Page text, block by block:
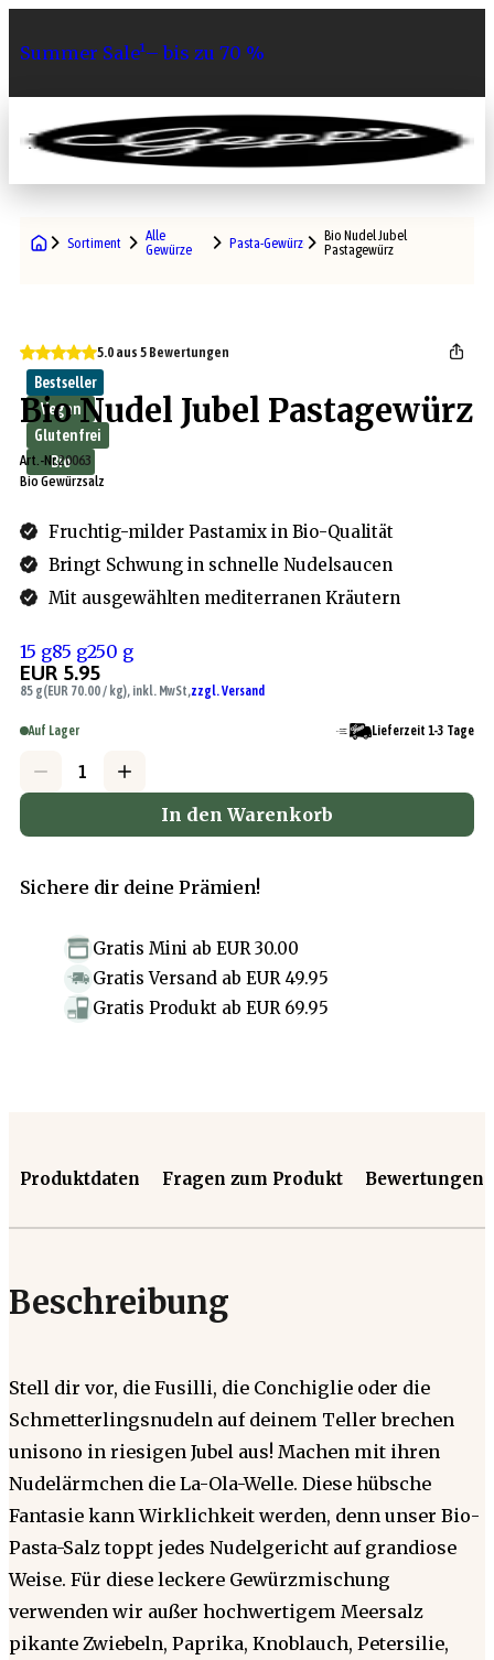
Summer Sale¹– bis zu 70 %
0
Sortiment
Alle
Gewürze
Pasta-Gewürze
Bio Nudel Jubel
Pastagewürz
Bestseller
Vegan
Glutenfrei
Bio
5.0 aus 5 Bewertungen
Bio Nudel Jubel Pastagewürz
Art.-Nr.20063
Bio Gewürzsalz
Fruchtig-milder Pastamix in Bio-Qualität
Bringt Schwung in schnelle Nudelsaucen
Mit ausgewählten mediterranen Kräutern
15 g85 g250 g
EUR 5.95
85 g(EUR 70.00 / kg), inkl. MwSt,zzgl. Versand
Auf Lager Lieferzeit 1-3 Tage
In den Warenkorb
Sichere dir deine Prämien!
Gratis Mini ab EUR 30.00
Gratis Versand ab EUR 49.95
Gratis Produkt ab EUR 69.95
Produktdaten Fragen zum Produkt Bewertungen
Beschreibung
Stell dir vor, die Fusilli, die Conchiglie oder die
Schmetterlingsnudeln auf deinem Teller brechen
unisono in riesigen Jubel aus! Machen mit ihren
Nudelärmchen die La-Ola-Welle. Diese hübsche
Fantasie kann Wirklichkeit werden, denn unser Bio-
Pasta-Salz toppt jedes Nudelgericht auf grandiose
Weise. Für diese leckere Gewürzmischung
verwenden wir außer hochwertigem Meersalz
pikante Zwiebeln, Paprika, Knoblauch, Petersilie,